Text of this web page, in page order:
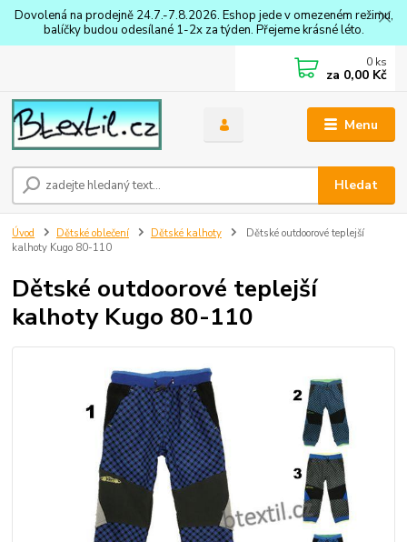
Dovolená na prodejně 24.7.-7.8.2026. Eshop jede v omezeném režimu,
balíčky budou odesílané 1-2x za týden. Přejeme krásné léto.
Menu
Hledat
0 ks
za 0,00 Kč
Úvod Dětské oblečení Dětské kalhoty
Dětské outdoorové teplejší
kalhoty Kugo 80-110
Dětské outdoorové teplejší
kalhoty Kugo 80-110